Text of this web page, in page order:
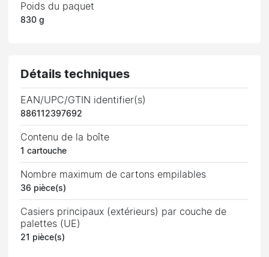
Poids du paquet
830 g
Détails techniques
EAN/UPC/GTIN identifier(s)
886112397692
Contenu de la boîte
1 cartouche
Nombre maximum de cartons empilables
36 pièce(s)
Casiers principaux (extérieurs) par couche de
palettes (UE)
21 pièce(s)